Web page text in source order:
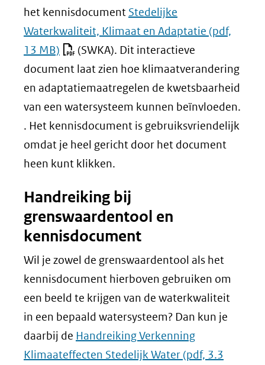
het kennisdocument Stedelijke
Waterkwaliteit, Klimaat en Adaptatie (pdf,
13 MB)
(SWKA). Dit interactieve
document laat zien hoe klimaatverandering
en adaptatiemaatregelen de kwetsbaarheid
van een watersysteem kunnen beïnvloeden.
. Het kennisdocument is gebruiksvriendelijk
omdat je heel gericht door het document
heen kunt klikken.
Handreiking bij
grenswaardentool en
kennisdocument
Wil je zowel de grenswaardentool als het
kennisdocument hierboven gebruiken om
een beeld te krijgen van de waterkwaliteit
in een bepaald watersysteem? Dan kun je
daarbij de Handreiking Verkenning
Klimaateffecten Stedelijk Water (pdf, 3.3